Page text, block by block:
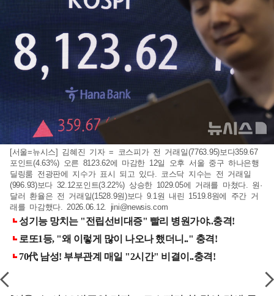
[서울=뉴시스] 김혜진 기자 = 코스피가 전 거래일(7763.95)보다359.67
포인트(4.63%) 오른 8123.62에 마감한 12일 오후 서울 중구 하나은행
딜링룸 전광판에 지수가 표시 되고 있다. 코스닥 지수는 전 거래일
(996.93)보다 32.12포인트(3.22%) 상승한 1029.05에 거래를 마쳤다. 원·
달러 환율은 전 거래일(1528.9원)보다 9.1원 내린 1519.8원에 주간 거
래를 마감했다. 2026.06.12. jini@newsis.com